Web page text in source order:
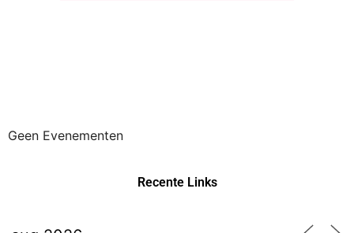
Geen Evenementen
Recente Links